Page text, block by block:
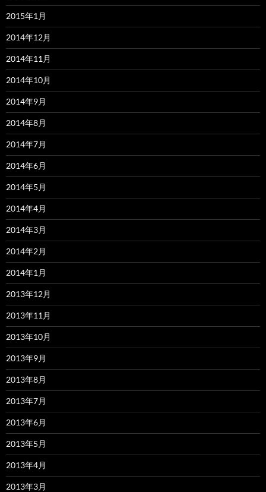
2015年1月
2014年12月
2014年11月
2014年10月
2014年9月
2014年8月
2014年7月
2014年6月
2014年5月
2014年4月
2014年3月
2014年2月
2014年1月
2013年12月
2013年11月
2013年10月
2013年9月
2013年8月
2013年7月
2013年6月
2013年5月
2013年4月
2013年3月